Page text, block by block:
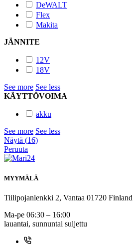
DeWALT
Flex
Makita
JÄNNITE
12V
18V
See more See less
KÄYTTÖVOIMA
akku
See more See less
Näytä (16)
Peruuta
MYYMÄLÄ
Tiilipojanlenkki 2, Vantaa 01720 Finland
Ma-pe 06:30 – 16:00
lauantai, sunnuntai suljettu